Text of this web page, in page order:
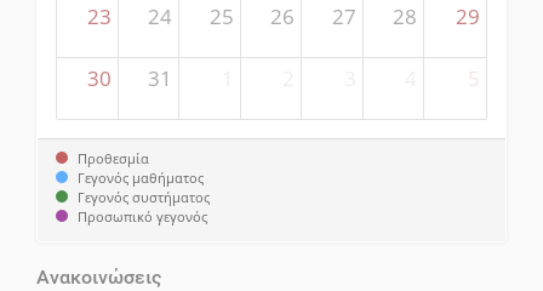
23 24 25 26 27 28 29
30 31 5
Προθεσμία
Γεγονός μαθήματος
Γεγονός συστήματος
Προσωπικό γεγονός
Ανακοινώσεις